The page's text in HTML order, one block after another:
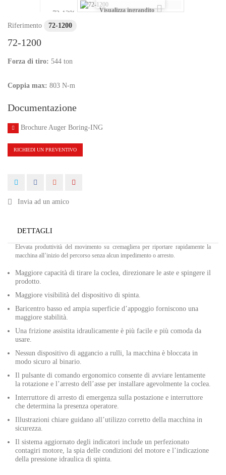
Visualizza ingrandito
Riferimento 72-1200
72-1200
Forza di tiro: 544 ton
Coppia max: 803 N-m
Documentazione
Brochure Auger Boring-ING
RICHIEDI UN PREVENTIVO
Invia ad un amico
DETTAGLI
Elevata produttività del movimento su cremagliera per riportare rapidamente la
macchina all’inizio del percorso senza alcun impedimento o arresto.
Maggiore capacità di tirare la coclea, direzionare le aste e spingere il
prodotto.
Maggiore visibilità del dispositivo di spinta.
Baricentro basso ed ampia superficie d’appoggio forniscono una
maggiore stabilità.
Una frizione assistita idraulicamente è più facile e più comoda da
usare.
Nessun dispositivo di aggancio a rulli, la macchina è bloccata in
modo sicuro al binario.
Il pulsante di comando ergonomico consente di avviare lentamente
la rotazione e l’arresto dell’asse per installare agevolmente la coclea.
Interruttore di arresto di emergenza sulla postazione e interruttore
che determina la presenza operatore.
Illustrazioni chiare guidano all’utilizzo corretto della macchina in
sicurezza.
Il sistema aggiornato degli indicatori include un perfezionato
contagiri motore, la spia delle condizioni del motore e l’indicazione
della pressione idraulica di spinta.